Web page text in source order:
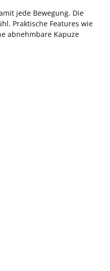
jede Bewegung. Die
Praktische Features wie
abnehmbare Kapuze